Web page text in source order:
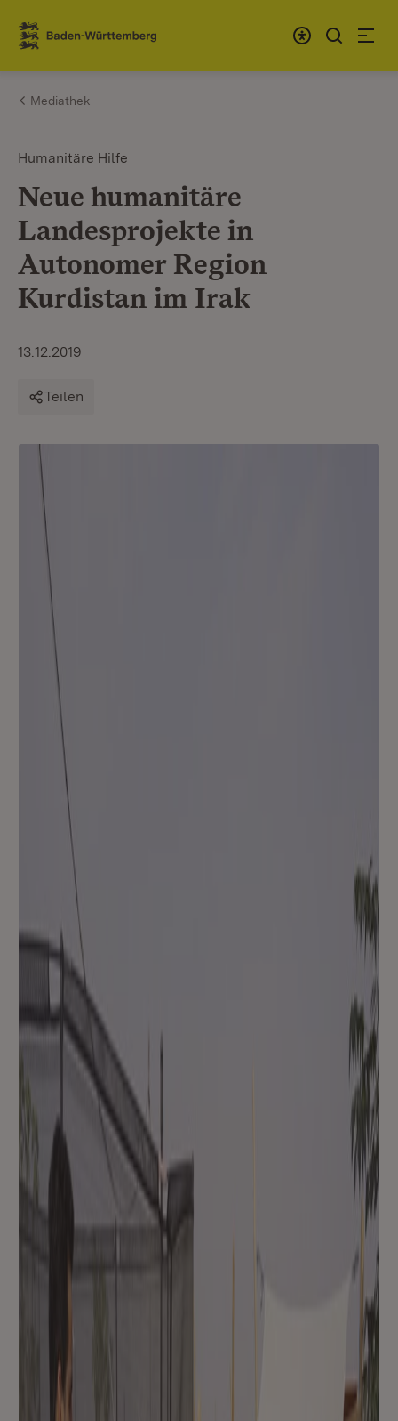
Zum Inhalt springen
Link zur Startseite
Mediathek
Humanitäre Hilfe
Neue humanitäre
Landesprojekte in
Autonomer Region
Kurdistan im Irak
13.12.2019
Teilen